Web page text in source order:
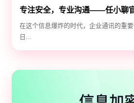
专注安全，专业沟通——任小聊
全守护神
在这个信息爆炸的时代，企业通讯的重
日...